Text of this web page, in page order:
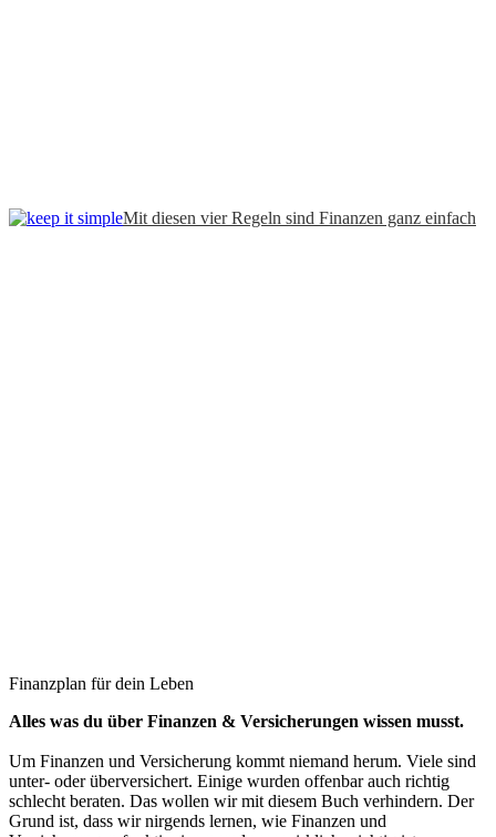
Mit diesen vier Regeln sind Finanzen ganz einfach
Finanzplan für dein Leben
Alles was du über Finanzen & Versicherungen wissen musst.
Um Finanzen und Versicherung kommt niemand herum. Viele sind
unter- oder überversichert. Einige wurden offenbar auch richtig
schlecht beraten. Das wollen wir mit diesem Buch verhindern. Der
Grund ist, dass wir nirgends lernen, wie Finanzen und